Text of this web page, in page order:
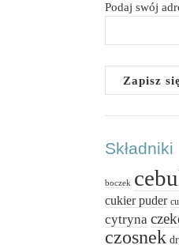
Podaj swój
Składniki
boczek
cukier puder
cytryna
czosnek